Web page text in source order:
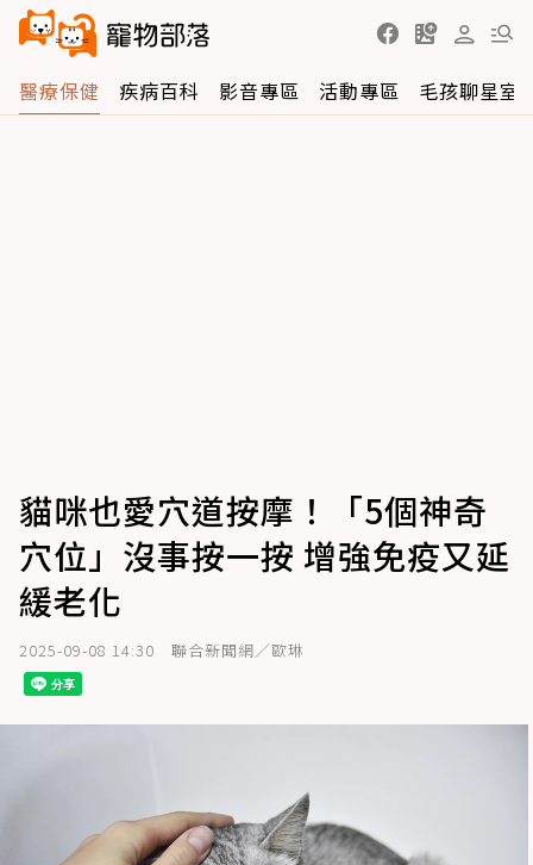
醫療保健 疾病百科 影音專區 活動專區 毛孩聊星室
貓咪也愛穴道按摩！「5個神奇
穴位」沒事按一按 增強免疫又延
緩老化
2025-09-08 14:30 聯合新聞網／歐琳